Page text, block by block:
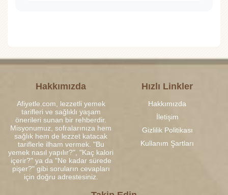
Hakkımızda
Afiyetle.com, lezzetli yemek
tarifleri ve sağlıklı yaşam
önerileri sunan bir rehberdir.
Misyonumuz, sofralarınıza hem
sağlık hem de lezzet katacak
tariflerle ilham vermek. "Bu
yemek nasıl yapılır?", "Kaç kalori
içerir?" ya da "Ne kadar sürede
pişer?" gibi soruların cevapları
için doğru adrestesiniz.
Hızlı Linkler
Hakkımızda
İletişim
Gizlilik Politikası
Kullanım Şartları